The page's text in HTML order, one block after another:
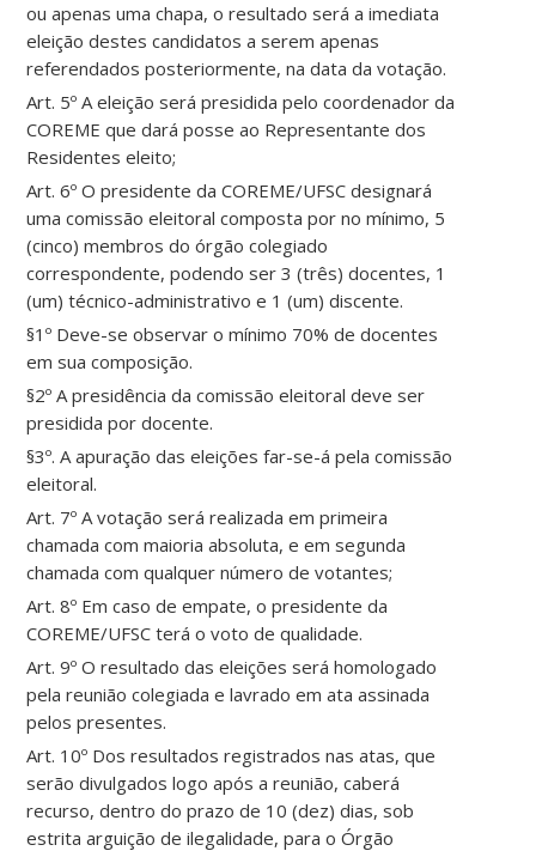
ou apenas uma chapa, o resultado será a imediata
eleição destes candidatos a serem apenas
referendados posteriormente, na data da votação.
Art. 5º A eleição será presidida pelo coordenador da
COREME que dará posse ao Representante dos
Residentes eleito;
Art. 6º O presidente da COREME/UFSC designará
uma comissão eleitoral composta por no mínimo, 5
(cinco) membros do órgão colegiado
correspondente, podendo ser 3 (três) docentes, 1
(um) técnico-administrativo e 1 (um) discente.
§1º Deve-se observar o mínimo 70% de docentes
em sua composição.
§2º A presidência da comissão eleitoral deve ser
presidida por docente.
§3º. A apuração das eleições far-se-á pela comissão
eleitoral.
Art. 7º A votação será realizada em primeira
chamada com maioria absoluta, e em segunda
chamada com qualquer número de votantes;
Art. 8º Em caso de empate, o presidente da
COREME/UFSC terá o voto de qualidade.
Art. 9º O resultado das eleições será homologado
pela reunião colegiada e lavrado em ata assinada
pelos presentes.
Art. 10º Dos resultados registrados nas atas, que
serão divulgados logo após a reunião, caberá
recurso, dentro do prazo de 10 (dez) dias, sob
estrita arguição de ilegalidade, para o Órgão